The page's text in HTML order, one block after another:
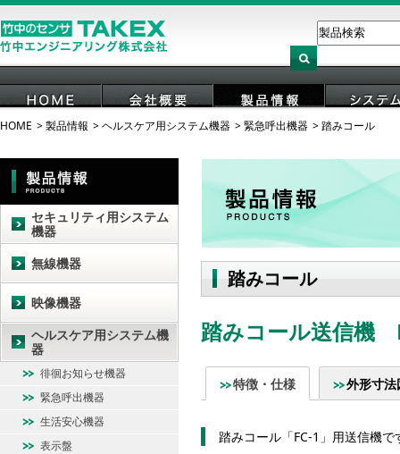
HOME 会社概要 製品情報 システ
HOME 製品情報 ヘルスケア用システム機器 緊急呼出機器 踏みコール
踏みコール
踏みコール送信機
特徴・仕様 外形寸法
踏みコール「FC-1」用送信機で
セキュリティ用システム
機器
無線機器
映像機器
ヘルスケア用システム機
器
徘徊お知らせ機器
緊急呼出機器
生活安心機器
表示盤